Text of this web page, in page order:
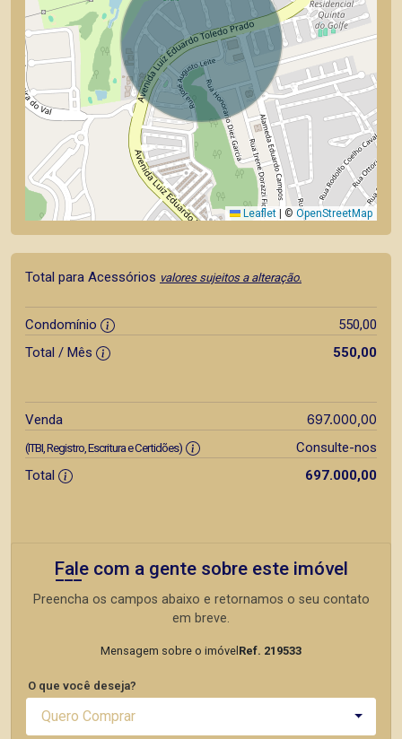
Leaflet © OpenStreetMap
Total para Acessórios valores sujeitos a alteração.
Condomínio
550,00
Total / Mês
550,00
Venda 697.000,00
(ITBI, Registro, Escritura e Certidões)
Consulte-nos
Total
697.000,00
Fale com a gente sobre este imóvel
Preencha os campos abaixo e retornamos o seu contato
em breve.
Mensagem sobre o imóvel Ref. 219533
O que você deseja?
Quero Comprar